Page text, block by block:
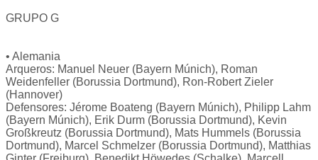
GRUPO G
• Alemania
Arqueros: Manuel Neuer (Bayern Múnich), Roman
Weidenfeller (Borussia Dortmund), Ron-Robert Zieler
(Hannover)
Defensores: Jérome Boateng (Bayern Múnich), Philipp Lahm
(Bayern Múnich), Erik Durm (Borussia Dortmund), Kevin
Großkreutz (Borussia Dortmund), Mats Hummels (Borussia
Dortmund), Marcel Schmelzer (Borussia Dortmund), Matthias